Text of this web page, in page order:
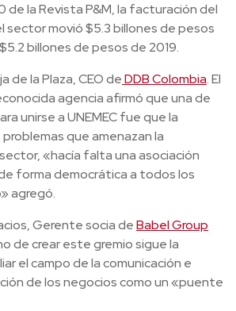
de la Revista P&M, la facturación del
sector movió $5.3 billones de pesos
billones de pesos de 2019.
de la Plaza, CEO deDDB Colombia. El
agencia afirmó que una de
unirse a UNEMEC fue que la
que amenazan la
«hacía falta una asociación
forma democrática a todos los
agregó.
Gerente socia deBabel Group
de crear este gremio sigue la
el campo de la comunicación e
de los negocios como un «puente